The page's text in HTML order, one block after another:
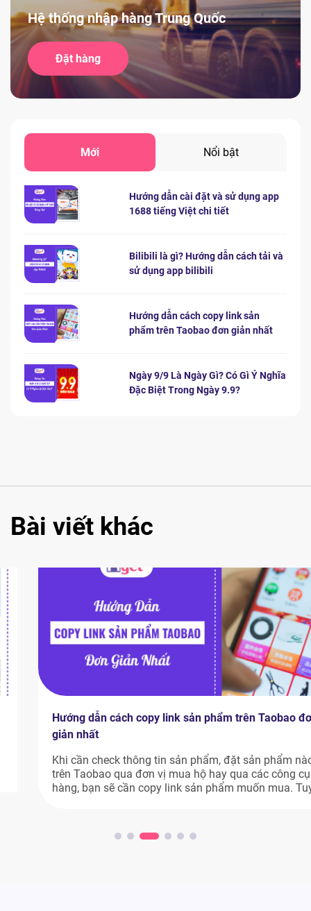
Hệ thống nhập hàng Trung Quốc
Đặt hàng
Mới Nổi bật
Hướng dẫn cài đặt và sử dụng app
1688 tiếng Việt chi tiết
Bilibili là gì? Hướng dẫn cách tải và
sử dụng app bilibili
Hướng dẫn cách copy link sản
phẩm trên Taobao đơn giản nhất
Ngày 9/9 Là Ngày Gì? Có Gì Ý Nghĩa
Đặc Biệt Trong Ngày 9.9?
Bài viết khác
Hướng dẫn cách copy link sản phẩm trên Taobao đơn
giản nhất
Khi cần check thông tin sản phẩm, đặt sản phẩm nào đó
trên Taobao qua đơn vị mua hộ hay qua các công cụ đặt
hàng, bạn sẽ cần copy link sản phẩm muốn mua. Tuy